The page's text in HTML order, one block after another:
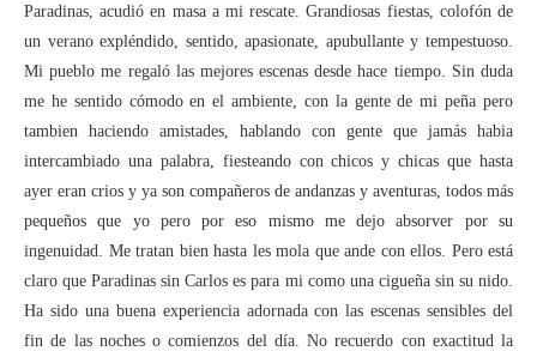
Paradinas, acudió en masa a mi rescate. Grandiosas fiestas, colofón de
un verano expléndido, sentido, apasionate, apubullante y tempestuoso.
Mi pueblo me regaló las mejores escenas desde hace tiempo. Sin duda
me he sentido cómodo en el ambiente, con la gente de mi peña pero
tambien haciendo amistades, hablando con gente que jamás habia
intercambiado una palabra, fiesteando con chicos y chicas que hasta
ayer eran crios y ya son compañeros de andanzas y aventuras, todos más
pequeños que yo pero por eso mismo me dejo absorver por su
ingenuidad. Me tratan bien hasta les mola que ande con ellos. Pero está
claro que Paradinas sin Carlos es para mi como una cigueña sin su nido.
Ha sido una buena experiencia adornada con las escenas sensibles del
fin de las noches o comienzos del día. No recuerdo con exactitud la